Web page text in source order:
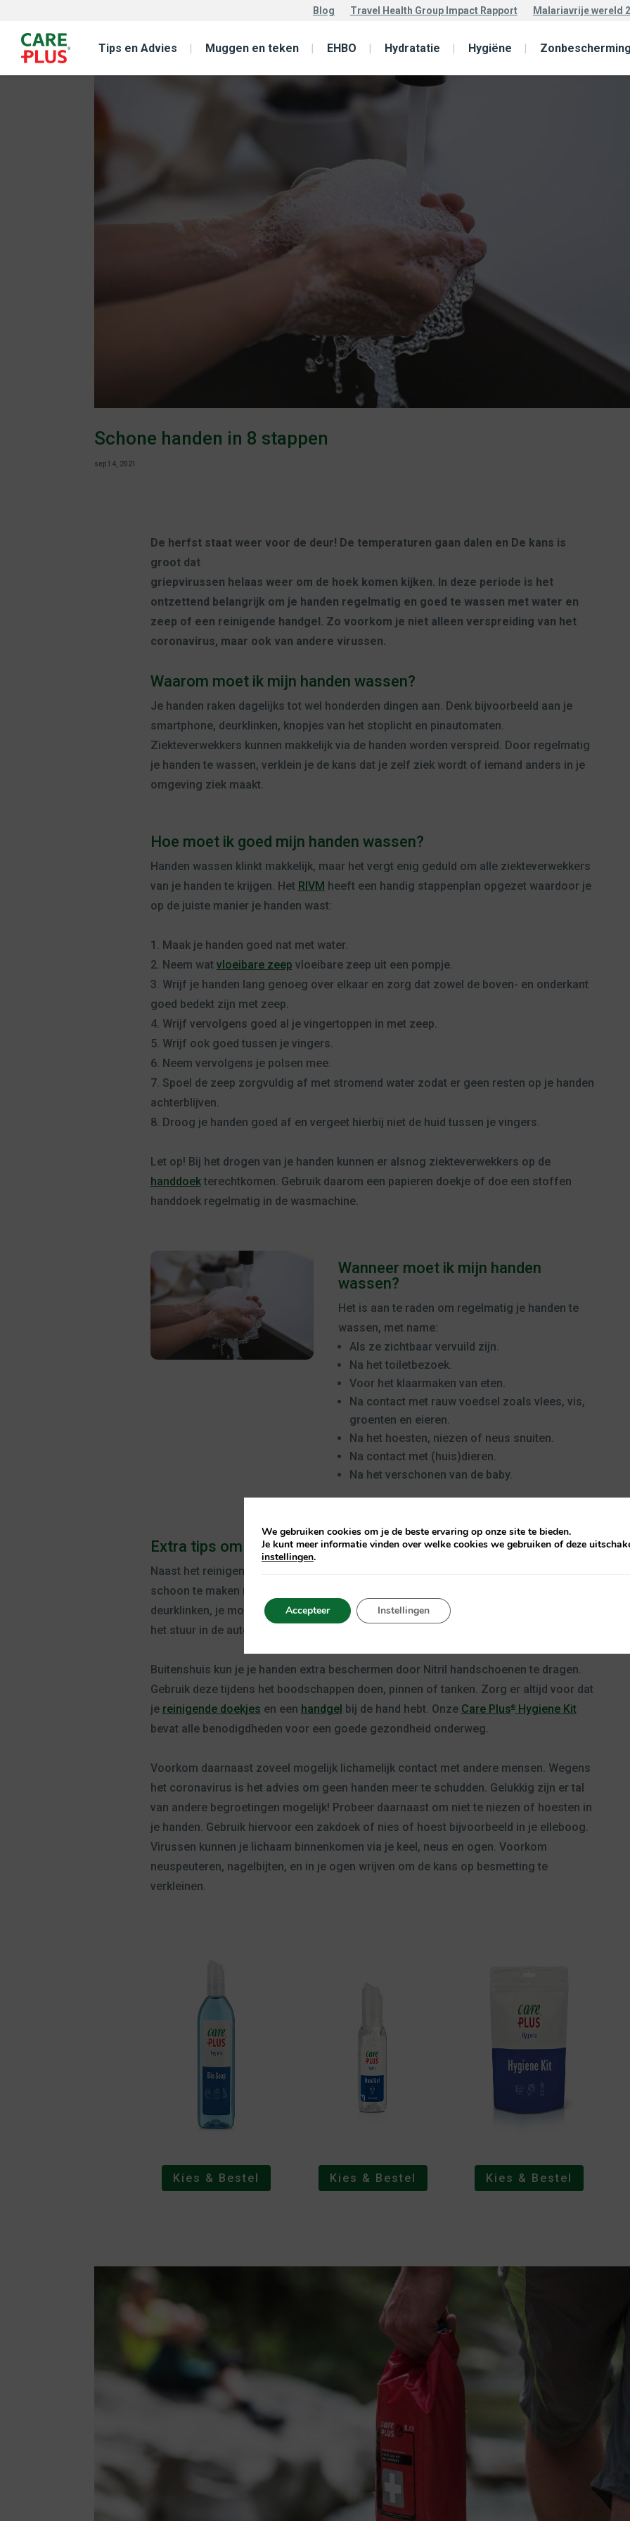
Blog Travel Health Group Impact Rapport Malariavrije wereld
Tips en Advies Muggen en teken EHBO Hydratatie Hygiëne Zonbescherming
Schone handen in 8 stappen
sep 14, 2021
De herfst staat weer voor de deur! De temperaturen gaan dalen en De kans is
groot dat
griepvirussen helaas weer om de hoek komen kijken. In deze periode is het
ontzettend belangrijk om je handen regelmatig en goed te wassen met water en
zeep of een reinigende handgel. Zo voorkom je niet alleen verspreiding van het
coronavirus, maar ook van andere virussen.
Waarom moet ik mijn handen wassen?
Je handen raken dagelijks tot wel honderden dingen aan. Denk bijvoorbeeld aan je
smartphone, deurklinken, knopjes van het stoplicht en pinautomaten.
Ziekteverwekkers kunnen makkelijk via de handen worden verspreid. Door regelmatig
je handen te wassen, verklein je de kans dat je zelf ziek wordt of iemand anders in je
omgeving ziek maakt.
Hoe moet ik goed mijn handen wassen?
Handen wassen klinkt makkelijk, maar het vergt enig geduld om alle ziekteverwekkers
van je handen te krijgen. Het RIVM heeft een handig stappenplan opgezet waardoor je
op de juiste manier je handen wast:
1. Maak je handen goed nat met water.
2. Neem wat vloeibare zeep vloeibare zeep uit een pompje.
3. Wrijf je handen lang genoeg over elkaar en zorg dat zowel de boven- en onderkant
goed bedekt zijn met zeep.
4. Wrijf vervolgens goed al je vingertoppen in met zeep.
5. Wrijf ook goed tussen je vingers.
6. Neem vervolgens je polsen mee.
7. Spoel de zeep zorgvuldig af met stromend water zodat er geen resten op je handen
achterblijven.
8. Droog je handen goed af en vergeet hierbij niet de huid tussen je vingers.
Let op! Bij het drogen van je handen kunnen er alsnog ziekteverwekkers op de
handdoekterechtkomen. Gebruik daarom een papieren doekje of doe een stoffen
handdoek regelmatig in de wasmachine.
Wanneer moet ik mijn handen
wassen?
Het is aan te raden om regelmatig je handen te
wassen, met name:
Als ze zichtbaar vervuild zijn.
Na het toiletbezoek.
Voor het klaarmaken van eten.
Na contact met rauw voedsel zoals vlees, vis,
groenten en eieren.
Na het hoesten, niezen of neus snuiten.
Na contact met (huis)dieren.
Na het verschonen van de baby.
Extra tips om je te beschermen tegen griepvirussen
Naast het reinigen van de handen is het belangrijk om oppervlakken regelmatig
schoon te maken met een desinfecterend doekje. Denk hierbij aan sleutels,
deurklinken, je mobiele telefoon, toetsenbord en muis, de spoelknop boven je toilet en
het stuur in de auto of van je fiets.
Buitenshuis kun je je handen extra beschermen door Nitril handschoenen te dragen.
Gebruik deze tijdens het boodschappen doen, pinnen of tanken. Zorg er altijd voor dat
je reinigende doekjes en een handgel bij de hand hebt. Onze Care Plus®Hygiene Kit
bevat alle benodigdheden voor een goede gezondheid onderweg.
Voorkom daarnaast zoveel mogelijk lichamelijk contact met andere mensen. Wegens
het coronavirus is het advies om geen handen meer te schudden. Gelukkig zijn er tal
van andere begroetingen mogelijk! Probeer daarnaast om niet te niezen of hoesten in
je handen. Gebruik hiervoor een zakdoek of nies of hoest bijvoorbeeld in je elleboog.
Virussen kunnen je lichaam binnenkomen via je keel, neus en ogen. Voorkom
neuspeuteren, nagelbijten, en in je ogen wrijven om de kans op besmetting te
verkleinen.
Kies & Bestel Kies & Bestel Kies & Bestel
We gebruiken cookies om je de beste ervaring op onze site te bieden.
Je kunt meer informatie vinden over welke cookies we gebruiken of deze
instellingen.
Accepteer Instellingen